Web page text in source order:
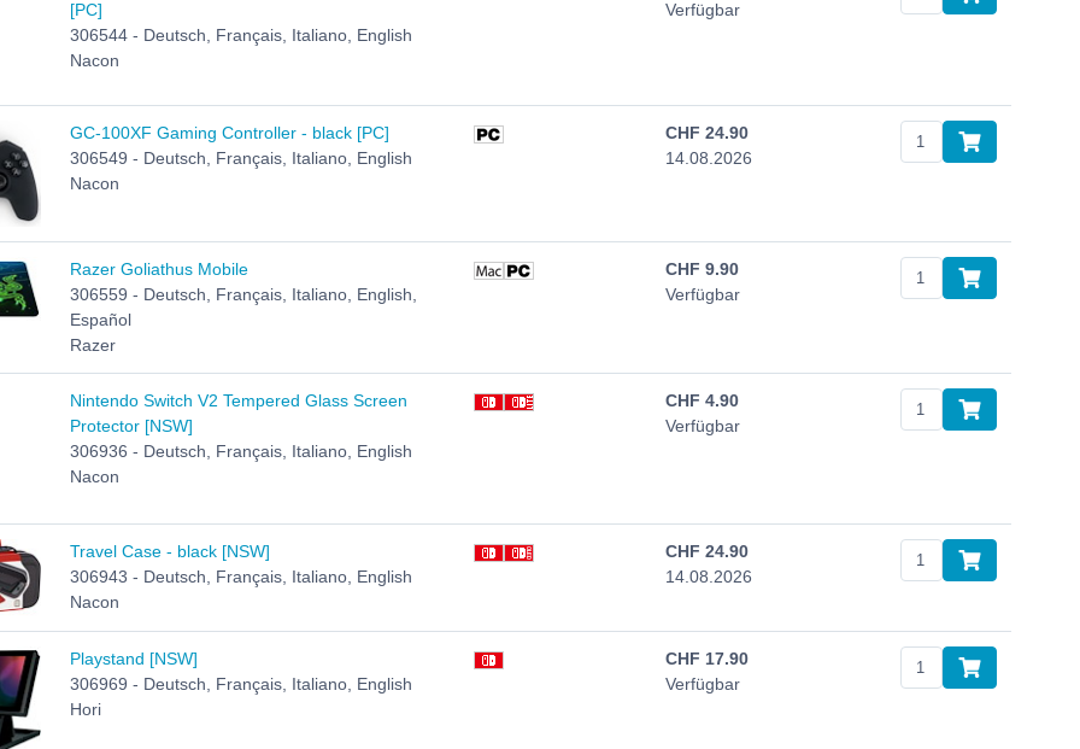
[PC]
306544 - Deutsch, Français, Italiano, English
Nacon
Verfügbar
GC-100XF Gaming Controller - black [PC]
306549 - Deutsch, Français, Italiano, English
Nacon
CHF 24.90
14.08.2026
Razer Goliathus Mobile
306559 - Deutsch, Français, Italiano, English,
Español
Razer
CHF 9.90
Verfügbar
Nintendo Switch V2 Tempered Glass Screen
Protector [NSW]
306936 - Deutsch, Français, Italiano, English
Nacon
CHF 4.90
Verfügbar
Travel Case - black [NSW]
306943 - Deutsch, Français, Italiano, English
Nacon
CHF 24.90
14.08.2026
Playstand [NSW]
306969 - Deutsch, Français, Italiano, English
Hori
CHF 17.90
Verfügbar